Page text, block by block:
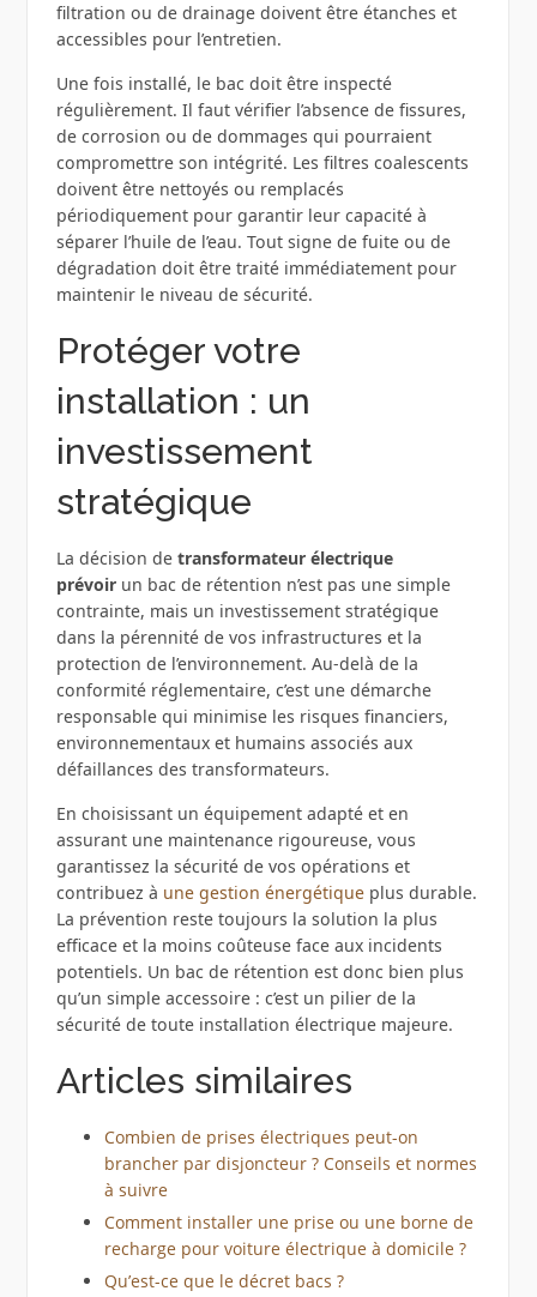
filtration ou de drainage doivent être étanches et
accessibles pour l’entretien.
Une fois installé, le bac doit être inspecté
régulièrement. Il faut vérifier l’absence de fissures,
de corrosion ou de dommages qui pourraient
compromettre son intégrité. Les filtres coalescents
doivent être nettoyés ou remplacés
périodiquement pour garantir leur capacité à
séparer l’huile de l’eau. Tout signe de fuite ou de
dégradation doit être traité immédiatement pour
maintenir le niveau de sécurité.
Protéger votre
installation : un
investissement
stratégique
La décision de transformateur électrique
prévoirun bac de rétention n’est pas une simple
contrainte, mais un investissement stratégique
dans la pérennité de vos infrastructures et la
protection de l’environnement. Au-delà de la
conformité réglementaire, c’est une démarche
responsable qui minimise les risques financiers,
environnementaux et humains associés aux
défaillances des transformateurs.
En choisissant un équipement adapté et en
assurant une maintenance rigoureuse, vous
garantissez la sécurité de vos opérations et
contribuez à une gestion énergétiqueplus durable.
La prévention reste toujours la solution la plus
efficace et la moins coûteuse face aux incidents
potentiels. Un bac de rétention est donc bien plus
qu’un simple accessoire : c’est un pilier de la
sécurité de toute installation électrique majeure.
Articles similaires
Combien de prises électriques peut-on
brancher par disjoncteur ? Conseils et normes
à suivre
Comment installer une prise ou une borne de
recharge pour voiture électrique à domicile ?
Qu’est-ce que le décret bacs ?